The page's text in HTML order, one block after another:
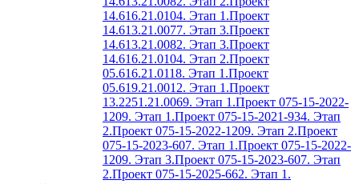
14.616.21.0104. Этап 1.Проект
14.613.21.0077. Этап 3.Проект
14.613.21.0082. Этап 3.Проект
14.616.21.0104. Этап 2.Проект
05.616.21.0118. Этап 1.Проект
05.619.21.0012. Этап 1.Проект
13.2251.21.0069. Этап 1.Проект 075-15-2022-
1209. Этап 1.Проект 075-15-2021-934. Этап
2.Проект 075-15-2022-1209. Этап 2.Проект
075-15-2023-607. Этап 1.Проект 075-15-2022-
1209. Этап 3.Проект 075-15-2023-607. Этап
2.Проект 075-15-2025-662. Этап 1.